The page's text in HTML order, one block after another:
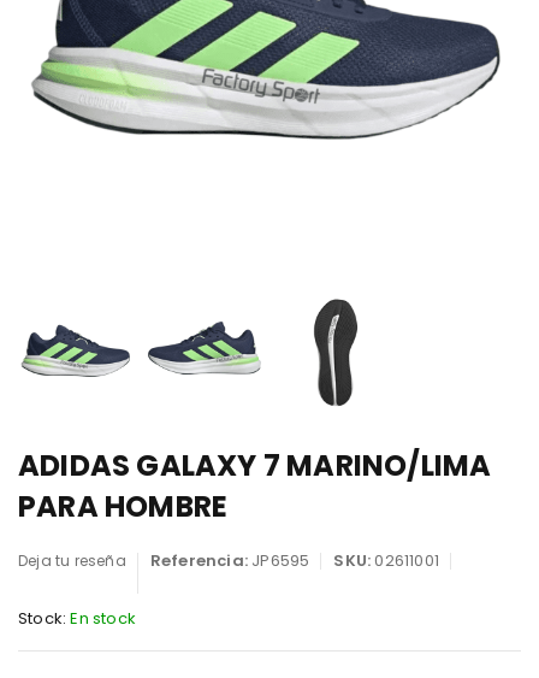
ADIDAS GALAXY 7 MARINO/LIMA
PARA HOMBRE
Deja tu reseña Referencia: JP6595 SKU:02611001
Stock: En stock